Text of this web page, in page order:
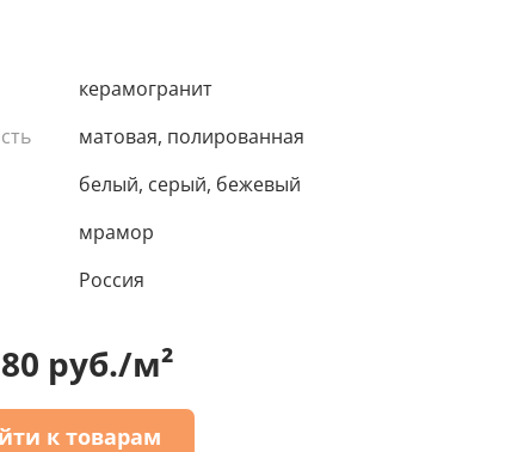
керамогранит
матовая, полированная
белый, серый, бежевый
мрамор
Россия
руб./м²
к товарам